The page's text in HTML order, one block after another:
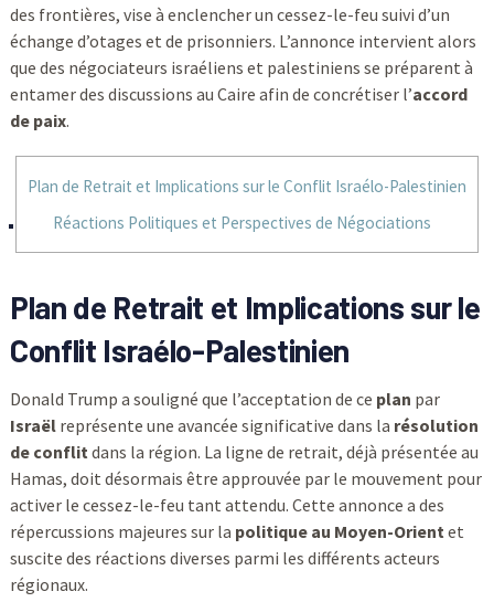
des frontières, vise à enclencher un cessez-le-feu suivi d’un
échange d’otages et de prisonniers. L’annonce intervient alors
que des négociateurs israéliens et palestiniens se préparent à
entamer des discussions au Caire afin de concrétiser l’accord
de paix.
Plan de Retrait et Implications sur le Conflit Israélo-Palestinien
Réactions Politiques et Perspectives de Négociations
Plan de Retrait et Implications sur le
Conflit Israélo-Palestinien
Donald Trump a souligné que l’acceptation de ce plan par
Israëlreprésente une avancée significative dans la résolution
de conflitdans la région. La ligne de retrait, déjà présentée au
Hamas, doit désormais être approuvée par le mouvement pour
activer le cessez-le-feu tant attendu. Cette annonce a des
répercussions majeures sur la politique au Moyen-Orientet
suscite des réactions diverses parmi les différents acteurs
régionaux.